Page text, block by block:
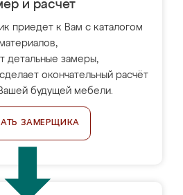
и расчет
приедет к Вам с каталогом
материалов,
детальные замеры,
окончательный расчёт
будущей мебели.
ЗАМЕРЩИКА